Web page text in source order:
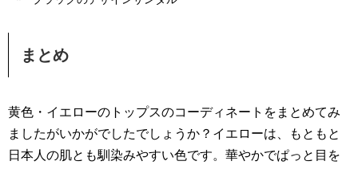
まとめ
黄色・イエローのトップスのコーディネートをまとめてみ
ましたがいかがでしたでしょうか？イエローは、もともと
日本人の肌とも馴染みやすい色です。華やかでぱっと目を